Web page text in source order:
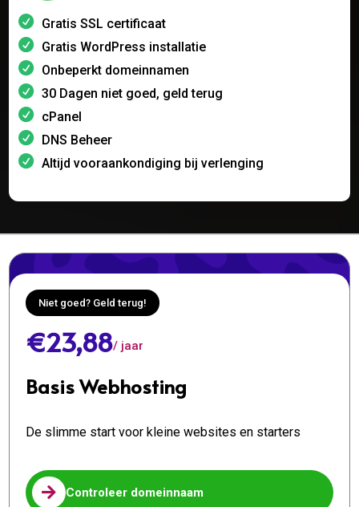
Gratis SSL certificaat
Gratis WordPress installatie
Onbeperkt domeinnamen
30 Dagen niet goed, geld terug
cPanel
DNS Beheer
Altijd vooraankondiging bij verlenging
Niet goed? Geld terug!
€23,88/ jaar
Basis Webhosting
De slimme start voor kleine websites en starters
 Controleer domeinnaam